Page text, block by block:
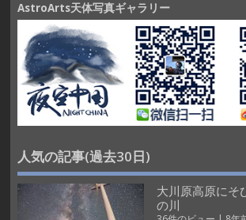
AstroArts天体写真ギャラリー
人気の記事(過去30日)
大川原高原にそ
の川